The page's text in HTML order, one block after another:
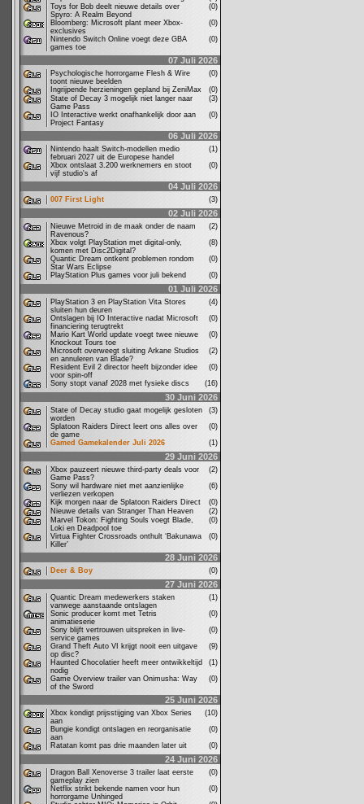
Toys for Bob deelt nieuwe details over
Spyro: A Realm Beyond
(0)
Bloomberg: Microsoft plant meer Xbox-
exclusives
(0)
Nintendo Switch Online voegt deze GBA
games toe
(0)
07 Juli 2026
Psychologische horrorgame Flesh & Wire
toont nieuwe beelden
(0)
Ingrijpende herzieningen gepland bij ZeniMax
(0)
State of Decay 3 mogelijk niet langer naar
Game Pass
(3)
IO Interactive werkt onafhankelijk door aan
Project Fantasy
(0)
06 Juli 2026
Nintendo haalt Switch-modellen medio
februari 2027 uit de Europese handel
(1)
Xbox ontslaat 3.200 werknemers en stoot
vijf studio's af
(0)
04 Juli 2026
007 First Light (3)
02 Juli 2026
Nieuwe Metroid in de maak onder de naam
Ravenous?
(2)
Xbox volgt PlayStation met digital-only,
komen met Disc2Digital?
(8)
Quantic Dream ontkent problemen rondom
Star Wars Eclipse
(0)
PlayStation Plus games voor juli bekend
(0)
01 Juli 2026
PlayStation 3 en PlayStation Vita Stores
sluiten hun deuren
(4)
Ontslagen bij IO Interactive nadat Microsoft
financiering terugtrekt
(0)
Mario Kart World update voegt twee nieuwe
Knockout Tours toe
(0)
Microsoft overweegt sluiting Arkane Studios
en annuleren van Blade?
(2)
Resident Evil 2 director heeft bijzonder idee
voor spin-off
(0)
Sony stopt vanaf 2028 met fysieke discs
(16)
30 Juni 2026
State of Decay studio gaat mogelijk gesloten
worden
(3)
Splatoon Raiders Direct leert ons alles over
de game
(0)
Gamed Gamekalender Juli 2026
(1)
29 Juni 2026
Xbox pauzeert nieuwe third-party deals voor
Game Pass?
(2)
Sony wil hardware niet met aanzienlijke
verliezen verkopen
(6)
Kijk morgen naar de Splatoon Raiders Direct
(0)
Nieuwe details van Stranger Than Heaven
(2)
Marvel Tokon: Fighting Souls voegt Blade,
Loki en Deadpool toe
(0)
Virtua Fighter Crossroads onthult ‘Bakunawa
Killer’
(0)
28 Juni 2026
Deer & Boy (0)
27 Juni 2026
Quantic Dream medewerkers staken
vanwege aanstaande ontslagen
(1)
Sonic producer komt met Tetris
animatieserie
(0)
Sony blijft vertrouwen uitspreken in live-
service games
(0)
Grand Theft Auto VI krijgt nooit een uitgave
op disc?
(9)
Haunted Chocolatier heeft meer ontwikkeltijd
nodig
(1)
Game Overview trailer van Onimusha: Way
of the Sword
(0)
25 Juni 2026
Xbox kondigt prijsstijging van Xbox Series
aan
(10)
Bungie kondigt ontslagen en reorganisatie
aan
(0)
Ratatan komt pas drie maanden later uit
(0)
24 Juni 2026
Dragon Ball Xenoverse 3 trailer laat eerste
gameplay zien
(0)
Netflix strikt bekende namen voor hun
horrorgame Unhinged
(0)